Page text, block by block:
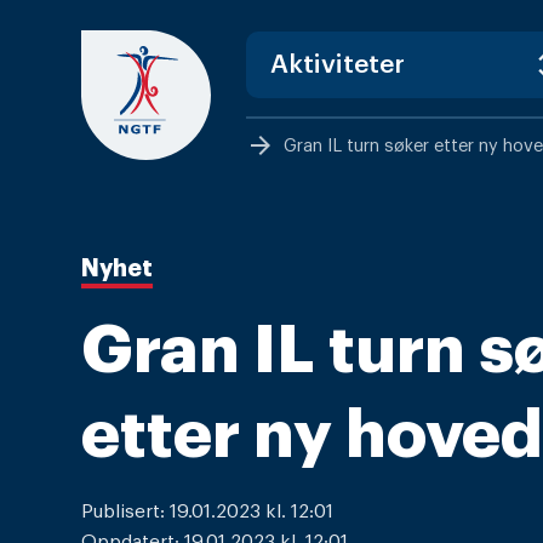
content
arrow_forward Gran IL turn søker etter ny
Nyhet
Gran IL turn
etter ny
Publisert: 19.01.2023 kl. 12:01